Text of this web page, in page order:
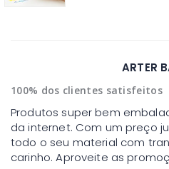
ARTER
100% dos clientes satisfeitos
Produtos super bem
da internet. Com um preço
todo o seu material com
carinho. Aproveite as